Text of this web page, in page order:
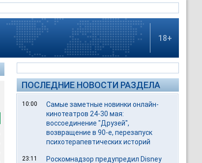
18+
ПОСЛЕДНИЕ НОВОСТИ РАЗДЕЛА
10:00
Самые заметные новинки онлайн-
кинотеатров 24-30 мая:
воссоединение "Друзей",
возвращение в 90-е, перезапуск
психотерапевтических историй
23:11
Роскомнадзор предупредил Disney